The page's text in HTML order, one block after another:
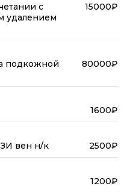
с
удалением
15000₽
подкожной
80000₽
1600₽
вен н/к 2500₽
1200₽